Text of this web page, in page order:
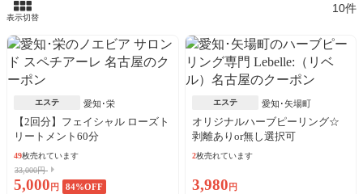
表示切替
10件
エステ 愛知･栄
【2回分】フェイシャル ローズト
リートメント60分
49枚売れています
33,000円
5,000 円 84%OFF
エステ 愛知･矢場町
オリジナルハーブピーリング☆
剥離ありor無し選択可
2枚売れています
3,980 円